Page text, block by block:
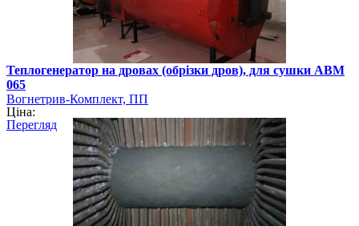
Теплогенератор на дровах (обрізки дров), для сушки АВМ
065
Вогнетрив-Комплект, ПП
Ціна:
Перегляд